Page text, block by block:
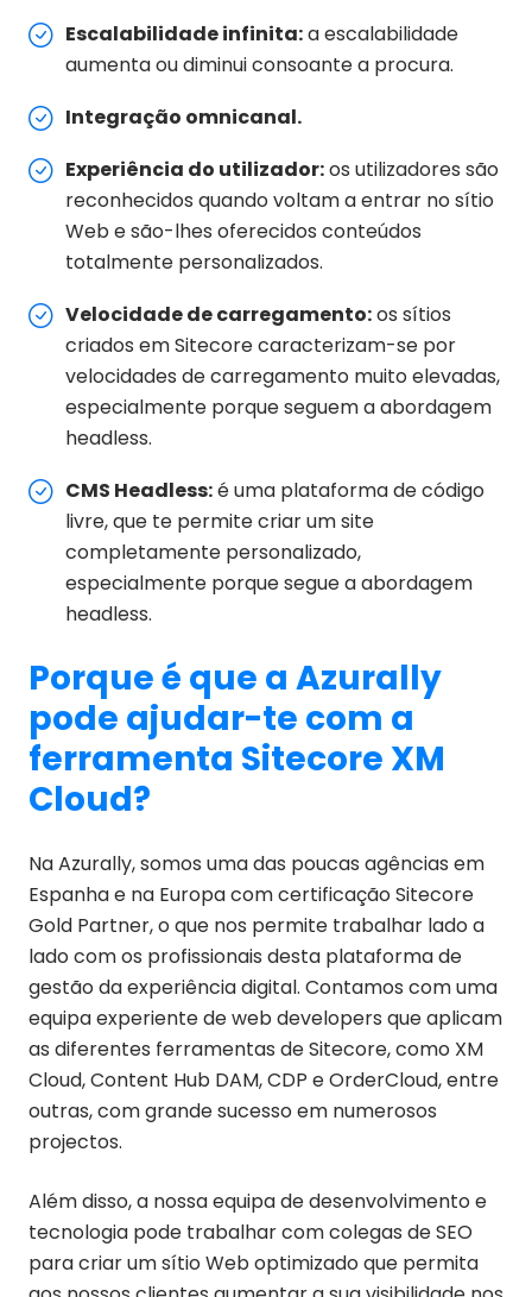
Escalabilidade infinita:a escalabilidade
aumenta ou diminui consoante a procura.
Integração omnicanal.
Experiência do utilizador:os utilizadores são
reconhecidos quando voltam a entrar no sítio
Web e são-lhes oferecidos conteúdos
totalmente personalizados.
Velocidade de carregamento:os sítios
criados em Sitecore caracterizam-se por
velocidades de carregamento muito elevadas,
especialmente porque seguem a abordagem
headless.
CMS Headless:é uma plataforma de código
livre, que te permite criar um site
completamente personalizado,
especialmente porque segue a abordagem
headless.
Porque é que a Azurally
pode ajudar-te com a
ferramenta Sitecore XM
Cloud?
Na Azurally, somos uma das poucas agências em
Espanha e na Europa com certificação Sitecore
Gold Partner, o que nos permite trabalhar lado a
lado com os profissionais desta plataforma de
gestão da experiência digital. Contamos com uma
equipa experiente de web developers que aplicam
as diferentes ferramentas de Sitecore, como XM
Cloud, Content Hub DAM, CDP e OrderCloud, entre
outras, com grande sucesso em numerosos
projectos.
Além disso, a nossa equipa de desenvolvimento e
tecnologia pode trabalhar com colegas de SEO
para criar um sítio Web optimizado que permita